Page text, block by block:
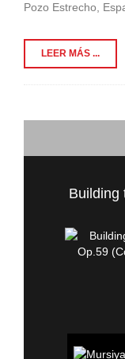
Pozo Estrecho,
LEER MÁS ...
Building